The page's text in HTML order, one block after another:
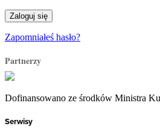
Zapomniałeś hasło?
Partnerzy
Dofinansowano ze środków Ministra
Serwisy